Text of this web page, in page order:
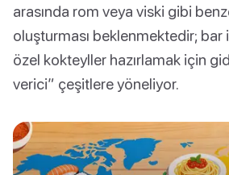
arasında rom veya viski gibi
oluşturması beklenmektedir;
özel kokteyller hazırlamak için
verici” çeşitlere yöneliyor.